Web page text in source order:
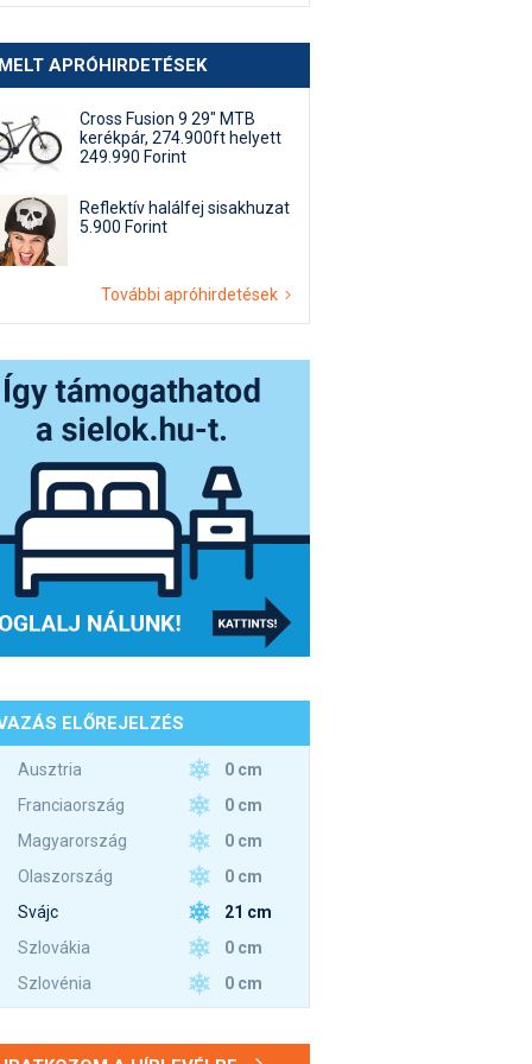
APRÓHIRDETÉSEK
Cross Fusion 9 29" MTB
kerékpár, 274.900ft helyett
249.990 Forint
Reflektív halálfej sisakhuzat
5.900 Forint
További apróhirdetések
ELŐREJELZÉS
Ausztria
0 cm
Franciaország
0 cm
Magyarország
0 cm
Olaszország
0 cm
Svájc
21 cm
Szlovákia
0 cm
Szlovénia
0 cm